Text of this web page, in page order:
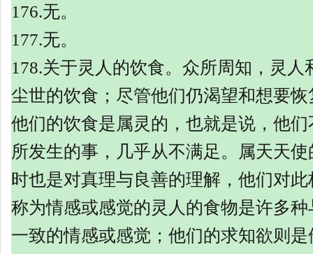
176.无。
177.无。
178.关于灵人的饮食。众所周知，灵人
尘世的饮食；尽管他们仍渴望和想要
他们的饮食是属灵的，也就是说，他
所发生的事，几乎从不满足。属天天
时也是对真理与良善的理解，他们对
称为情感或感觉的灵人的食物是许多
一致的情感或感觉；他们的求知欲则